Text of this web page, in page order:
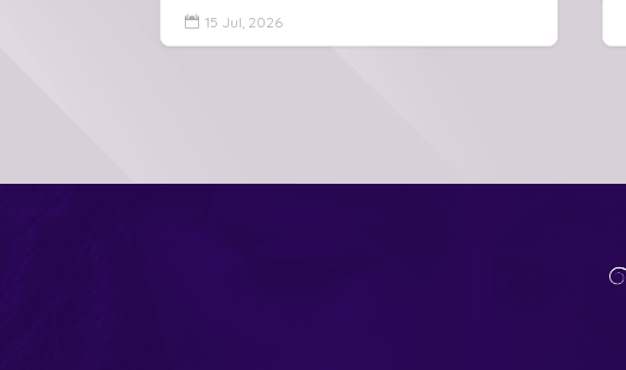
 15 Jul, 2026